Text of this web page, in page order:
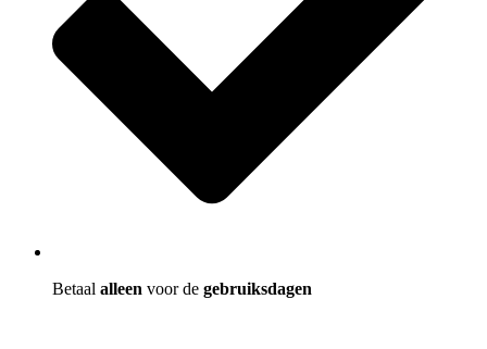
Betaal alleen voor de gebruiksdagen